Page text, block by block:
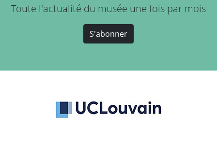
Toute l'actualité du musée une fois par mois
S'abonner